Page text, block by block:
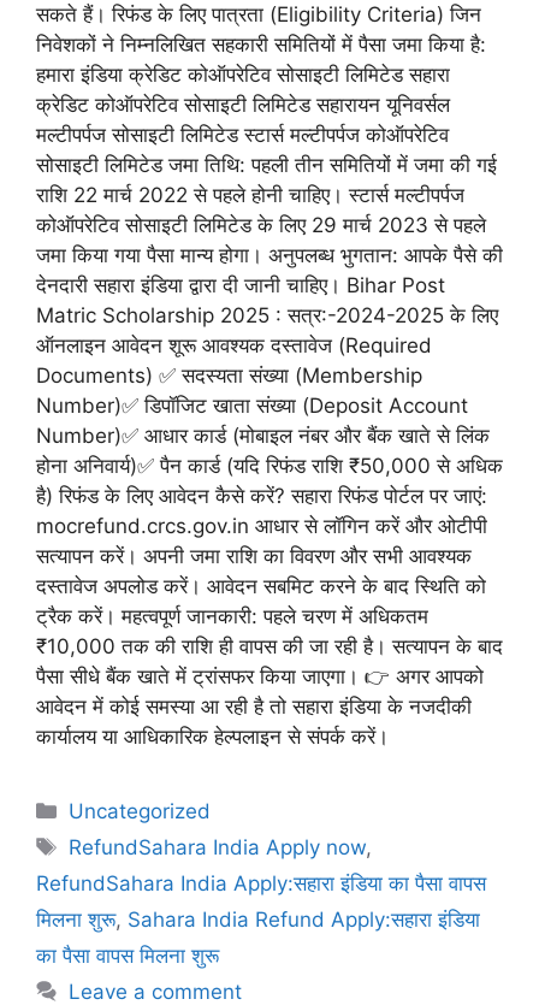
सकते हैं। रिफंड के लिए पात्रता (Eligibility Criteria) जिन
निवेशकों ने निम्नलिखित सहकारी समितियों में पैसा जमा किया है:
हमारा इंडिया क्रेडिट कोऑपरेटिव सोसाइटी लिमिटेड सहारा
क्रेडिट कोऑपरेटिव सोसाइटी लिमिटेड सहारायन यूनिवर्सल
मल्टीपर्पज सोसाइटी लिमिटेड स्टार्स मल्टीपर्पज कोऑपरेटिव
सोसाइटी लिमिटेड जमा तिथि: पहली तीन समितियों में जमा की गई
राशि 22 मार्च 2022 से पहले होनी चाहिए। स्टार्स मल्टीपर्पज
कोऑपरेटिव सोसाइटी लिमिटेड के लिए 29 मार्च 2023 से पहले
जमा किया गया पैसा मान्य होगा। अनुपलब्ध भुगतान: आपके पैसे की
देनदारी सहारा इंडिया द्वारा दी जानी चाहिए। Bihar Post
Matric Scholarship 2025 : सत्र:-2024-2025 के लिए
ऑनलाइन आवेदन शूरू आवश्यक दस्तावेज (Required
Documents) ✅ सदस्यता संख्या (Membership
Number)✅ डिपॉजिट खाता संख्या (Deposit Account
Number)✅ आधार कार्ड (मोबाइल नंबर और बैंक खाते से लिंक
होना अनिवार्य)✅ पैन कार्ड (यदि रिफंड राशि ₹50,000 से अधिक
है) रिफंड के लिए आवेदन कैसे करें? सहारा रिफंड पोर्टल पर जाएं:
mocrefund.crcs.gov.in आधार से लॉगिन करें और ओटीपी
सत्यापन करें। अपनी जमा राशि का विवरण और सभी आवश्यक
दस्तावेज अपलोड करें। आवेदन सबमिट करने के बाद स्थिति को
ट्रैक करें। महत्वपूर्ण जानकारी: पहले चरण में अधिकतम
₹10,000 तक की राशि ही वापस की जा रही है। सत्यापन के बाद
पैसा सीधे बैंक खाते में ट्रांसफर किया जाएगा। 👉 अगर आपको
आवेदन में कोई समस्या आ रही है तो सहारा इंडिया के नजदीकी
कार्यालय या आधिकारिक हेल्पलाइन से संपर्क करें।
Uncategorized
RefundSahara India Apply now,
RefundSahara India Apply:सहारा इंडिया का पैसा वापस
मिलना शुरू, Sahara India Refund Apply:सहारा इंडिया
का पैसा वापस मिलना शुरू
Leave a comment